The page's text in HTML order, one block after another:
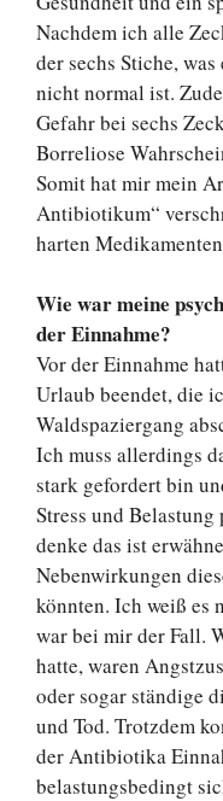
Nachdem ich alle
der sechs Stiche,
nicht normal ist.
Gefahr bei sechs
Borreliose
Somit hat mir mein
Antibiotikum“
harten
Wie war meine
der Einnahme?
Vor der Einnahme
Urlaub beendet, die
Waldspaziergang
Ich muss allerdings
stark gefordert bin
Stress und
denke das ist
Nebenwirkungen
könnten. Ich weiß es
war bei mir der Fall.
hatte, waren
oder sogar ständige
und Tod. Trotzdem
der Antibiotika
belastungsbedingt